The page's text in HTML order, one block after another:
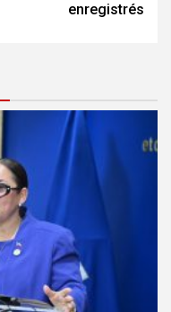
enregistrés